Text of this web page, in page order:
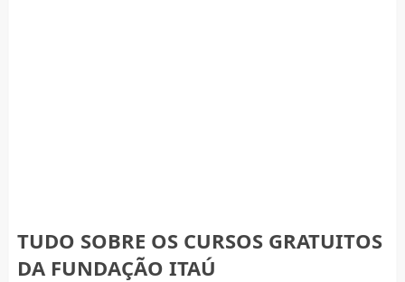
TUDO SOBRE OS CURSOS GRATUITOS
DA FUNDAÇÃO ITAÚ